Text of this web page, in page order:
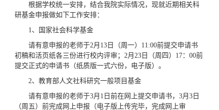
根据学校统一安排，结合我院实际情况，现就近期相关科
研基金申报做如下工作安排：
1、国家社会科学基金
请有意申报的老师于2月13日（周一）11:00前提交申请书
初稿和活页纸各三份进行校内评审；2月23日（周四）17：00前
提交正式的申请书（纸质版一式六份，电子版）。
2、教育部人文社科研究一般项目基金
请有意申报的老师于3月1日前在网上提交申请书，3月3日
（周五）前完成网上申报（电子版上传完毕，完成网上审